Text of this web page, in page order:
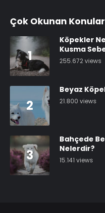
Çok Okunan Konular
1
Köpekler
Kusma
255.672 views
2
Beyaz
21.800 views
3
Bahçede
Nelerdir?
15.141 views